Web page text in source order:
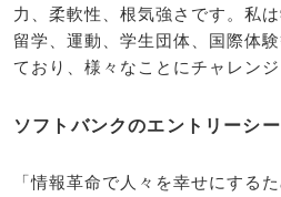
力、柔軟性、根気強さです。私
留学、運動、学生団体、国際体
ており、様々なことにチャレンジ
ソフトバンクのエントリーシ
「情報革命で人々を幸せにする